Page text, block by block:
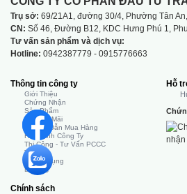
Trụ sở: 69/21A1, đường 30/4, Phường Tân
CN: Số 46, Đường B12, KDC Hưng Phú 1,
Tư vấn sản phẩm và dịch vụ:
Hotline: 0942387779 - 0915776663
Thông tin công ty
Giới Thiệu
Chứng Nhận
Sản Phẩm
Khuyến Mãi
Hướng Dẫn Mua Hàng
Hình Ảnh Công Ty
Thi Công - Tư Vấn PCCC
Tin Tức
Tuyển Dụng
Liên Hệ
Chính sách
Hỗ